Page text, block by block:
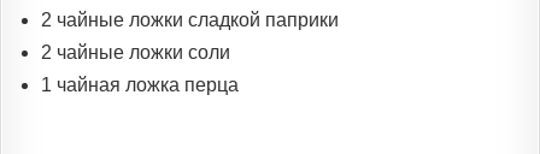
2 чайные ложки сладкой паприки
2 чайные ложки соли
1 чайная ложка перца